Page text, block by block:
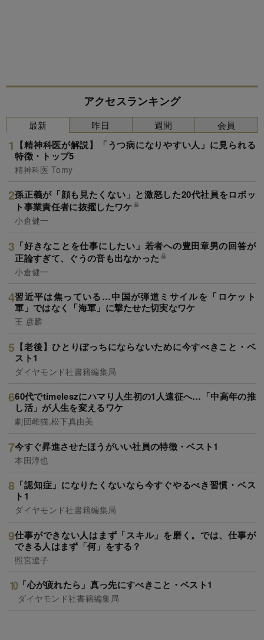
アクセスランキング
最新
【精神科医が解説】「うつ病になりやすい人」に見られる
特徴・トップ5
精神科医 Tomy
孫正義が「顔も見たくない」と激怒した20代社員をロボッ
ト事業責任者に抜擢したワケ
小倉健一
「好きなことを仕事にしたい」若者への豊田章男の回答が
正論すぎて、ぐうの音も出なかった
小倉健一
習近平は焦っている…中国が弾道ミサイルを「ロケット
軍」ではなく「海軍」に撃たせた切実なワケ
王 彦麟
【老後】ひとりぼっちにならないために今すべきこと・ベ
スト1
ダイヤモンド社書籍編集局
60代でtimeleszにハマり人生初の1人遠征へ…「中高年の推
し活」が人生を変えるワケ
劇団雌猫,松下真由美
今すぐ昇進させたほうがいい社員の特徴・ベスト1
本田淳也
「認知症」になりたくないなら今すぐやるべき習慣・ベス
ト1
ダイヤモンド社書籍編集局
仕事ができない人はまず「スキル」を磨く。では、仕事が
できる人はまず「何」をする？
照宮遼子
「心が疲れたら」真っ先にすべきこと・ベスト1
ダイヤモンド社書籍編集局
昨日 週間 会員